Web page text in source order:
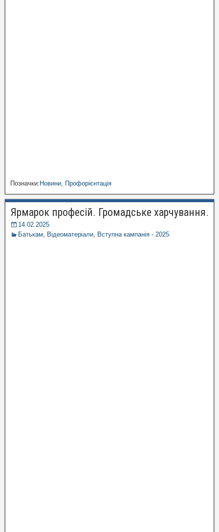
Позначки:Новини Профорієнтація
Ярмарок професій. Громадське харчування.
14.02.2025
Батькам
Відеоматеріали Вступна кампанія - 2025